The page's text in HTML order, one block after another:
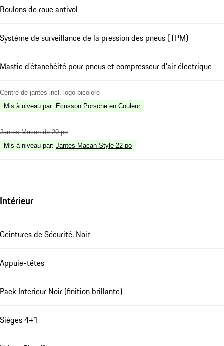
Boulons de roue antivol
Système de surveillance de la pression des pneus (TPM)
Mastic d'étanchéité pour pneus et compresseur d'air électrique
Centre de jantes incl. logo bicolore
Mis à niveau par: Écusson Porsche en Couleur
Jantes Macan de 20 po
Mis à niveau par: Jantes Macan Style 22 po
Intérieur
Ceintures de Sécurité, Noir
Appuie-têtes
Pack Interieur Noir (finition brillante)
Sièges 4+1